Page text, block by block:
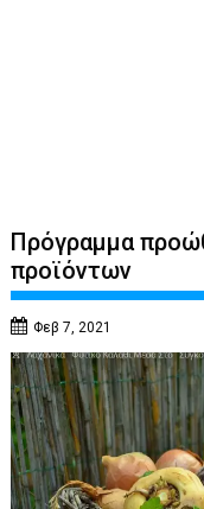
Πρόγραμμα
προϊόντων
Φεβ 7, 2021